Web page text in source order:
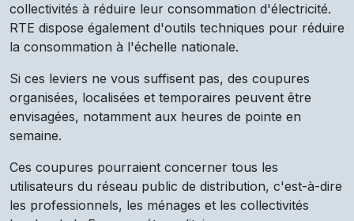
collectivités à réduire leur consommation d'électricité.
RTE dispose également d'outils techniques pour réduire
la consommation à l'échelle nationale.
Si ces leviers ne vous suffisent pas, des coupures
organisées, localisées et temporaires peuvent être
envisagées, notamment aux heures de pointe en
semaine.
Ces coupures pourraient concerner tous les
utilisateurs du réseau public de distribution, c'est-à-dire
les professionnels, les ménages et les collectivités